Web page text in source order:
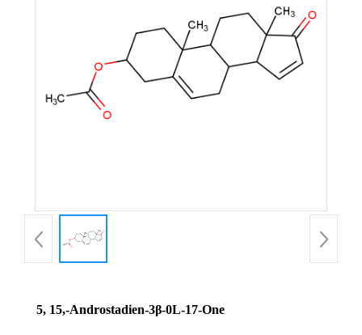
5, 15,-Androstadien-3β-0L-17-One